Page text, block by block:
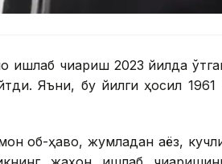
ишлаб чиқариш 2023 йилда
Яъни, бу йилги ҳосил 1961
об-ҳаво, жумладан аёз,